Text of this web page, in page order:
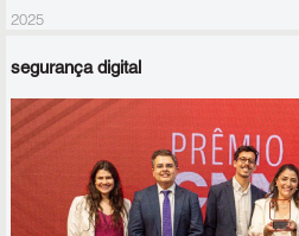
2025
segurança digital